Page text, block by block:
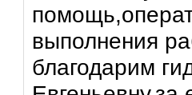
выполнения
благодарим